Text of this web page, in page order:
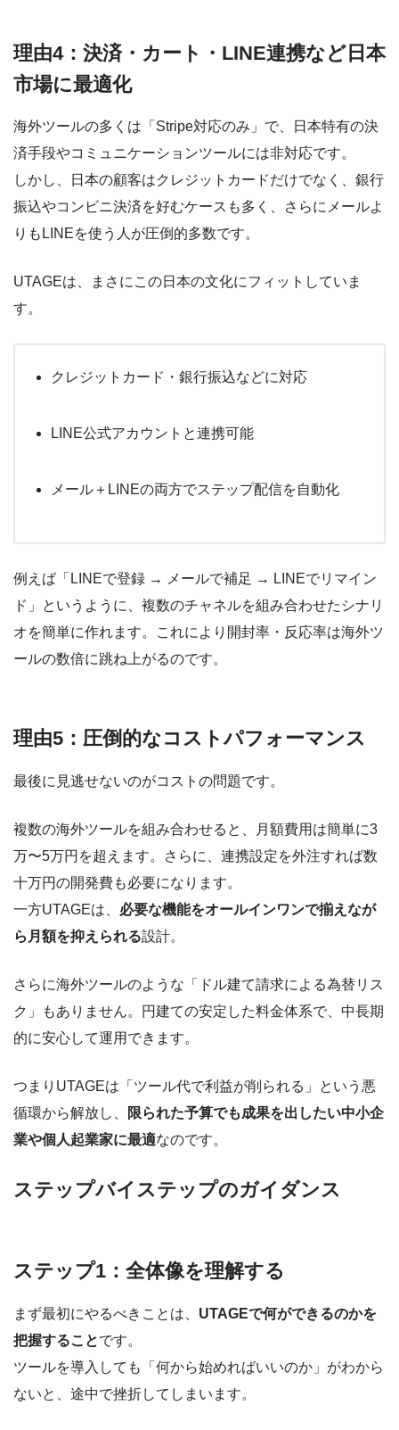
理由4：決済・カート・LINE連携など日本
市場に最適化
海外ツールの多くは「Stripe対応のみ」で、日本特有の決
済手段やコミュニケーションツールには非対応です。
しかし、日本の顧客はクレジットカードだけでなく、銀行
振込やコンビニ決済を好むケースも多く、さらにメールよ
りもLINEを使う人が圧倒的多数です。
UTAGEは、まさにこの日本の文化にフィットしていま
す。
クレジットカード・銀行振込などに対応
LINE公式アカウントと連携可能
メール＋LINEの両方でステップ配信を自動化
例えば「LINEで登録 → メールで補足 → LINEでリマイン
ド」というように、複数のチャネルを組み合わせたシナリ
オを簡単に作れます。これにより開封率・反応率は海外ツ
ールの数倍に跳ね上がるのです。
理由5：圧倒的なコストパフォーマンス
最後に見逃せないのがコストの問題です。
複数の海外ツールを組み合わせると、月額費用は簡単に3
万〜5万円を超えます。さらに、連携設定を外注すれば数
十万円の開発費も必要になります。
一方UTAGEは、 必要な機能をオールインワンで揃えなが
ら月額を抑えられる設計。
さらに海外ツールのような「ドル建て請求による為替リス
ク」もありません。円建ての安定した料金体系で、中長期
的に安心して運用できます。
つまりUTAGEは「ツール代で利益が削られる」という悪
循環から解放し、
限られた予算でも成果を出したい中小企
業や個人起業家に最適なのです。
ステップバイステップのガイダンス
ステップ1：全体像を理解する
まず最初にやるべきことは、 UTAGEで何ができるのかを
把握することです。
ツールを導入しても「何から始めればいいのか」がわから
ないと、途中で挫折してしまいます。